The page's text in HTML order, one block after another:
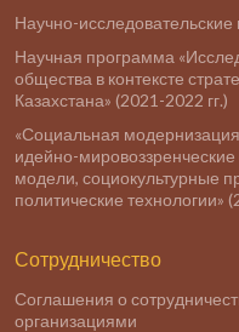
Научно-исследовательские
Научная программа
общества в контексте
Казахстана» (2021-2022 гг.)
«Социальная
идейно-
модели, социокультурные
политические технологии»
Сотрудничество
Соглашения о
организациями